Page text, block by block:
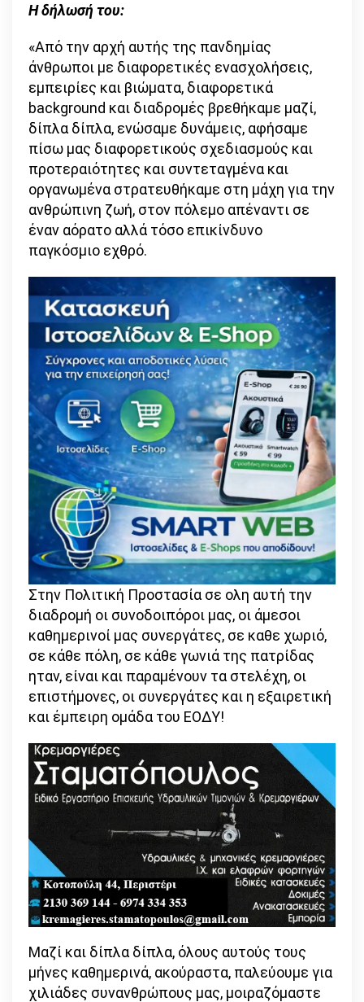
Η δήλωσή του:
«Από την αρχή αυτής της πανδημίας
άνθρωποι με διαφορετικές ενασχολήσεις,
εμπειρίες και βιώματα, διαφορετικά
background και διαδρομές βρεθήκαμε μαζί,
δίπλα δίπλα, ενώσαμε δυνάμεις, αφήσαμε
πίσω μας διαφορετικούς σχεδιασμούς και
προτεραιότητες και συντεταγμένα και
οργανωμένα στρατευθήκαμε στη μάχη για την
ανθρώπινη ζωή, στον πόλεμο απέναντι σε
έναν αόρατο αλλά τόσο επικίνδυνο
παγκόσμιο εχθρό.
Στην Πολιτική Προστασία σε ολη αυτή την
διαδρομή οι συνοδοιπόροι μας, οι άμεσοι
καθημερινοί μας συνεργάτες, σε καθε χωριό,
σε κάθε πόλη, σε κάθε γωνιά της πατρίδας
ηταν, είναι και παραμένουν τα στελέχη, οι
επιστήμονες, οι συνεργάτες και η εξαιρετική
και έμπειρη ομάδα του ΕΟΔΥ!
Μαζί και δίπλα δίπλα, όλους αυτούς τους
μήνες καθημερινά, ακούραστα, παλεύουμε για
χιλιάδες συνανθρώπους μας, μοιραζόμαστε